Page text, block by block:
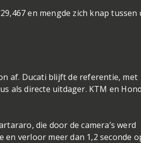
en mengde zich knap tussen
af. Ducati blijft de referentie, met
als directe uitdager. KTM en
die door de camera’s werd
verloor meer dan 1,2 seconde